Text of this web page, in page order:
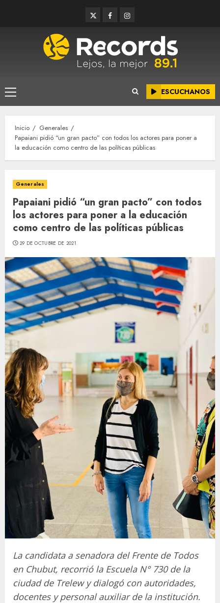
TwitterFacebookInstagram
Menú
principal
ESCUCHANOS
Inicio
Generales
Papaiani pidió “un gran pacto” con todos los actores para poner a
la educación como centro de las políticas públicas
Generales
Papaiani pidió “un gran pacto” con todos
los actores para poner a la educación
como centro de las políticas públicas
29 DE OCTUBRE DE 2021
La candidata a senadora del Frente de Todos
en Chubut, recorrió la Escuela N° 730 de la
ciudad de Trelew y dialogó con autoridades,
docentes y personal auxiliar de la institución.